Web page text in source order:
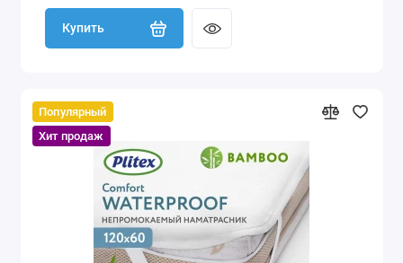
Купить
Популярный
Хит продаж